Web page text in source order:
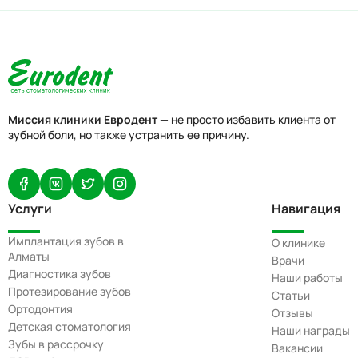
Миссия клиники Евродент— не просто избавить клиента от
зубной боли, но также устранить ее причину.
Услуги
Имплантация зубов в
Алматы
Диагностика зубов
Протезирование зубов
Ортодонтия
Детская стоматология
Зубы в рассрочку
Навигация
О клинике
Врачи
Наши работы
Статьи
Отзывы
Наши награды
Вакансии